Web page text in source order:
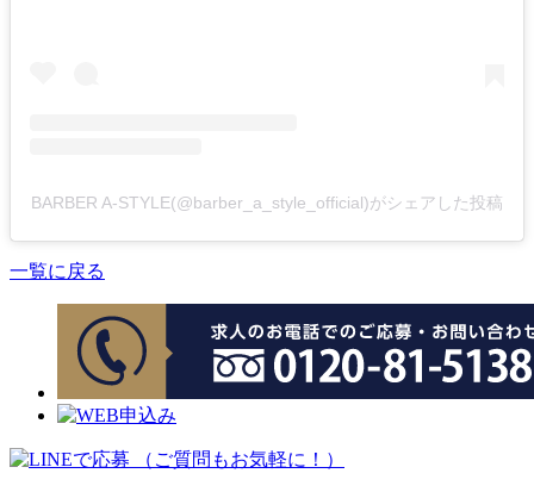
BARBER A-STYLE(@barber_a_style_official)がシェアした投稿
一覧に戻る